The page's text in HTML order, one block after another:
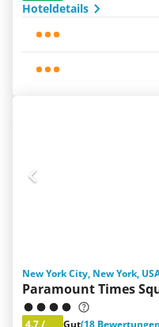
Hoteldetails
New York City, New York,
Paramount Times
4.7/
Gut(18